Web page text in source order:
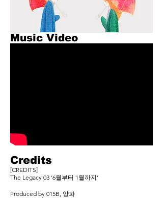
Music Video
Credits
[CREDITS]
The Legacy 03 ‘6월부터 1월까지’
Produced by 015B, 양파